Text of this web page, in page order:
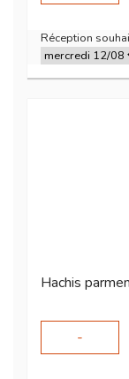
Réception
Hachis
-